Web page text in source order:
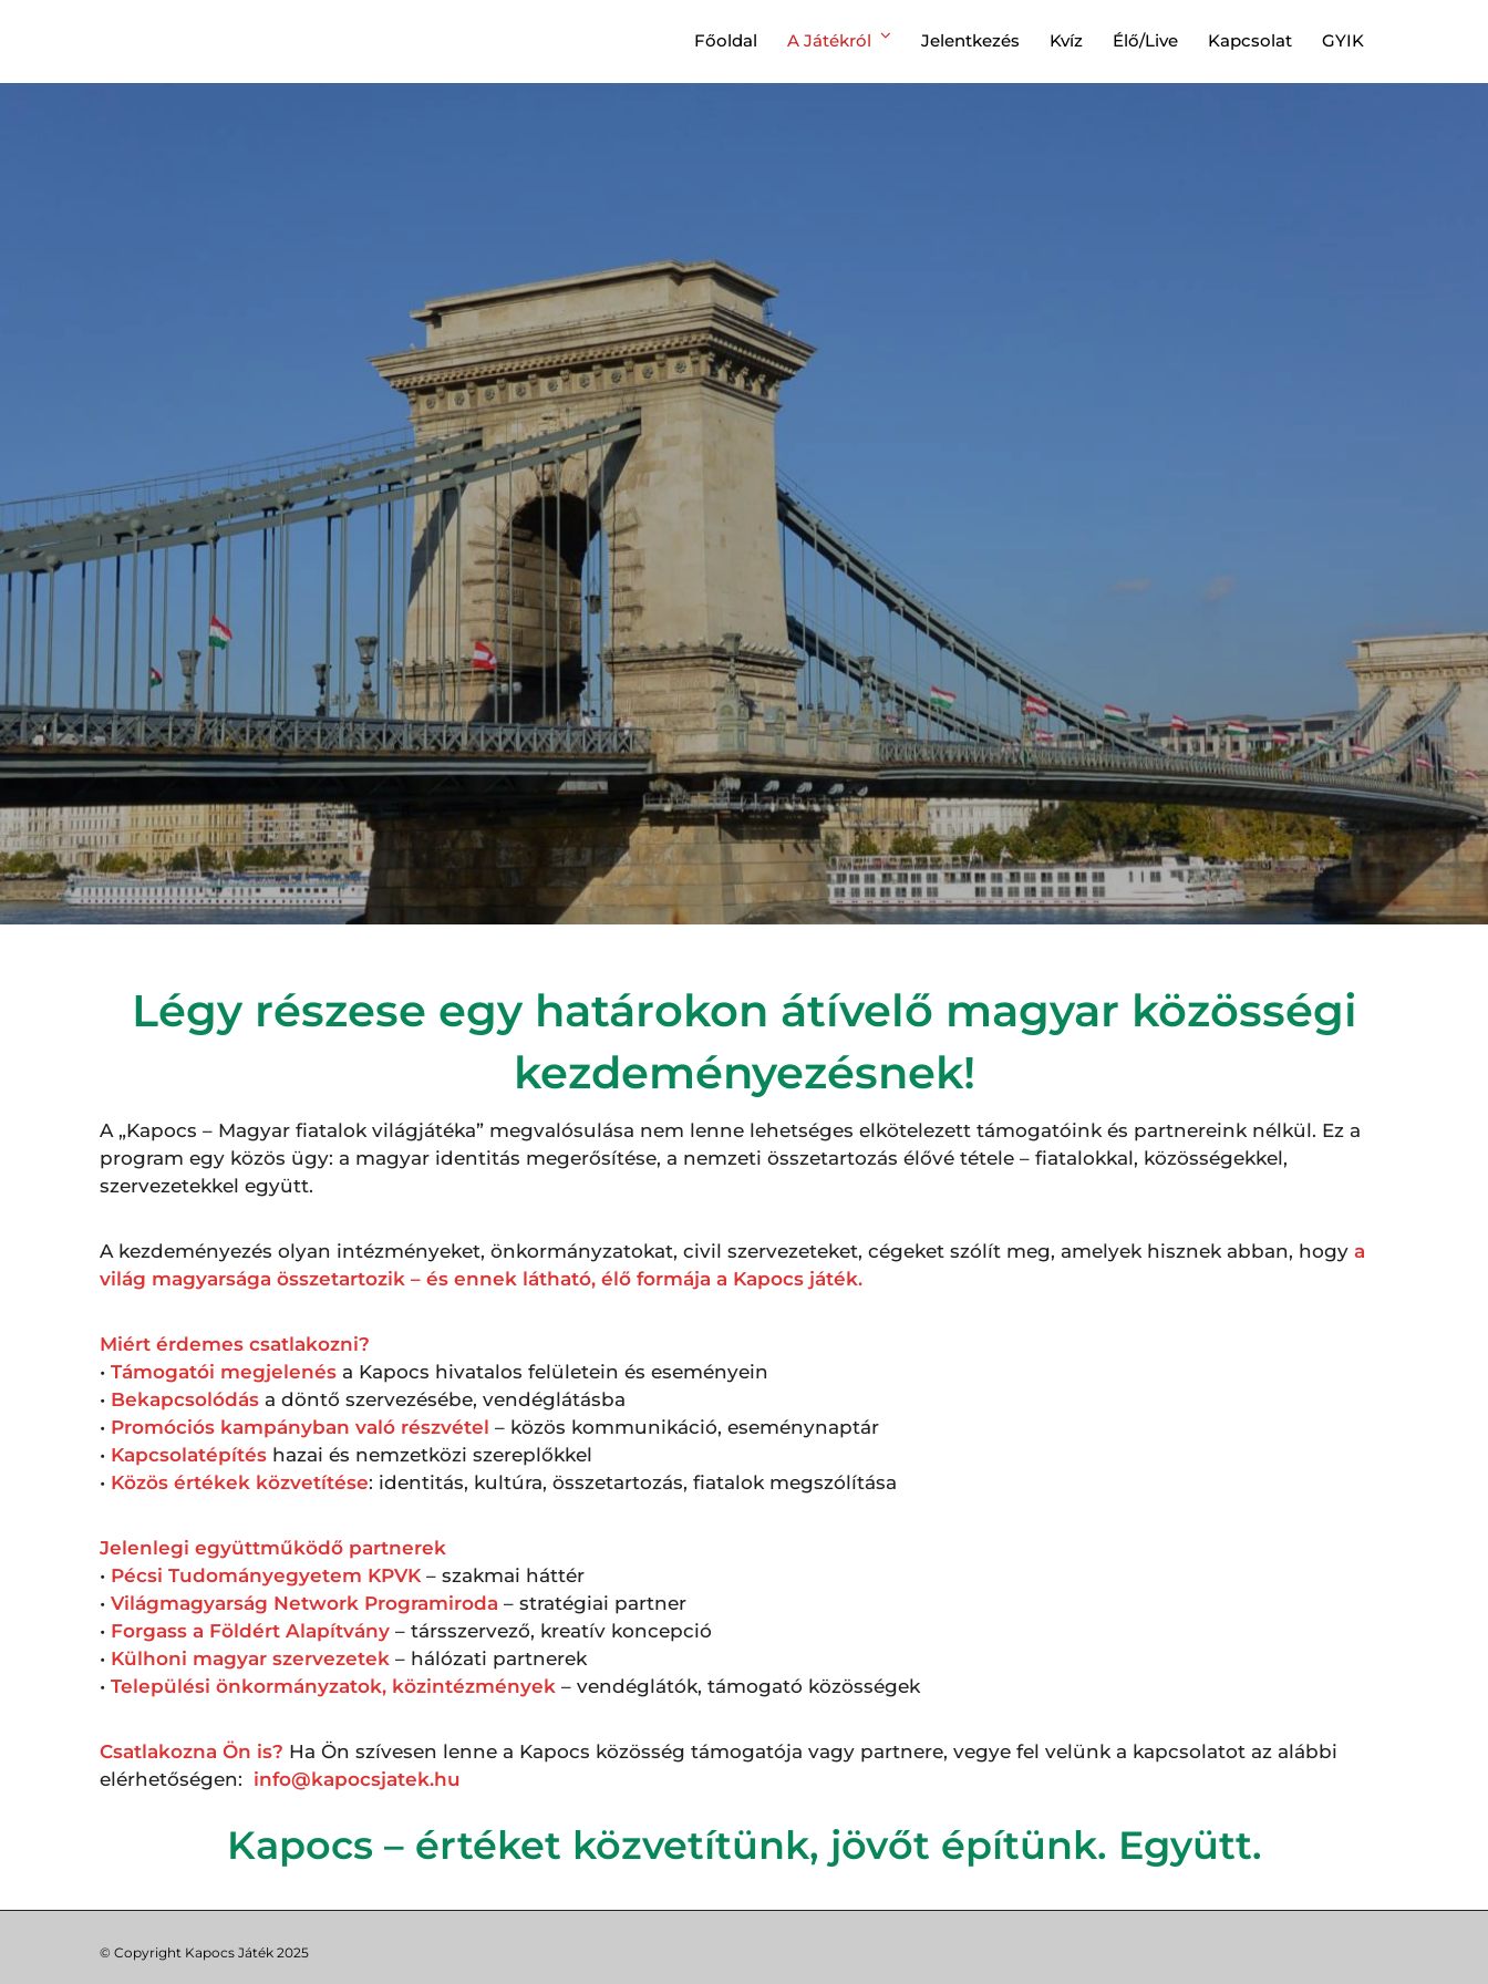
Főoldal A Játékról Jelentkezés Kvíz Élő/Live Kapcsolat GYIK
Légy részese egy határokon átívelő magyar közösségi
kezdeményezésnek!
A „Kapocs – Magyar fiatalok világjátéka” megvalósulása nem lenne lehetséges elkötelezett támogatóink és partnereink nélkül. Ez a
program egy közös ügy: a magyar identitás megerősítése, a nemzeti összetartozás élővé tétele – fiatalokkal, közösségekkel,
szervezetekkel együtt.
A kezdeményezés olyan intézményeket, önkormányzatokat, civil szervezeteket, cégeket szólít meg, amelyek hisznek abban, hogy a
világ magyarsága összetartozik – és ennek látható, élő formája a Kapocs játék.
Miért érdemes csatlakozni?
• Támogatói megjelenés a Kapocs hivatalos felületein és eseményein
• Bekapcsolódás a döntő szervezésébe, vendéglátásba
• Promóciós kampányban való részvétel – közös kommunikáció, eseménynaptár
• Kapcsolatépítés hazai és nemzetközi szereplőkkel
• Közös értékek közvetítése: identitás, kultúra, összetartozás, fiatalok megszólítása
Jelenlegi együttműködő partnerek
• Pécsi Tudományegyetem KPVK – szakmai háttér
• Világmagyarság Network Programiroda – stratégiai partner
• Forgass a Földért Alapítvány – társszervező, kreatív koncepció
• Külhoni magyar szervezetek – hálózati partnerek
• Települési önkormányzatok, közintézmények – vendéglátók, támogató közösségek
Csatlakozna Ön is? Ha Ön szívesen lenne a Kapocs közösség támogatója vagy partnere, vegye fel velünk a kapcsolatot az alábbi
elérhetőségen: info@kapocsjatek.hu
Kapocs – értéket közvetítünk, jövőt építünk. Együtt.
© Copyright Kapocs Játék 2025